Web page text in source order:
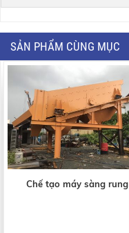
SẢN PHẨM CÙNG MỤC
Chế tạo máy sàng rung